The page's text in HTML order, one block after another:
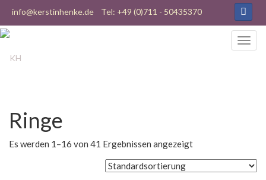
info@kerstinhenke.de Tel: +49 (0)711 - 50435370
Ringe
Es werden 1–16 von 41 Ergebnissen angezeigt